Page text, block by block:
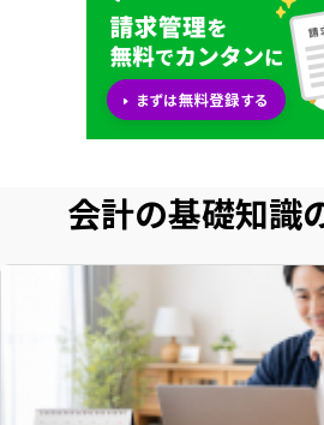
会計の基礎知識